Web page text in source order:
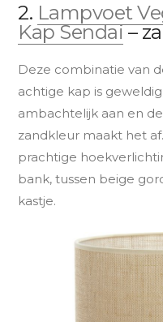
2. Lampvoet
Kap Sendai–
Deze combinatie van
achtige kap is
ambachtelijk aan en
zandkleur maakt het
prachtige
bank, tussen beige
kastje.